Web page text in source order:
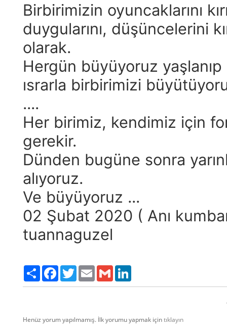
Birbirimizin oyuncaklarını
duygularını, düşüncelerini
olarak.
Hergün büyüyoruz
ısrarla birbirimizi
....
Her birimiz, kendimiz için
gerekir.
Dünden bugüne sonra
alıyoruz.
Ve büyüyoruz ...
02 Şubat 2020 ( Anı
tuannaguzel
Paylaş FacebookTwitter Email Gmail
Henüz yorum yapılmamış. İlk yorumu yapmak içintıklayın